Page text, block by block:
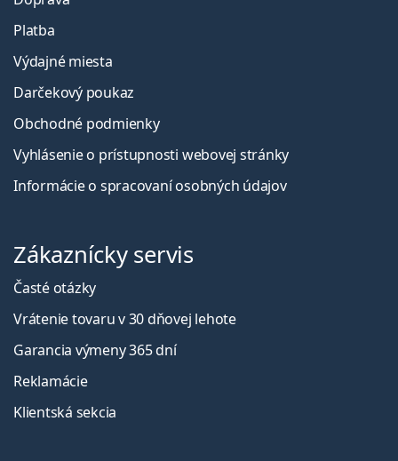
Platba
Výdajné miesta
Darčekový poukaz
Obchodné podmienky
Vyhlásenie o prístupnosti webovej stránky
Informácie o spracovaní osobných údajov
Zákaznícky servis
Časté otázky
Vrátenie tovaru v 30 dňovej lehote
Garancia výmeny 365 dní
Reklamácie
Klientská sekcia